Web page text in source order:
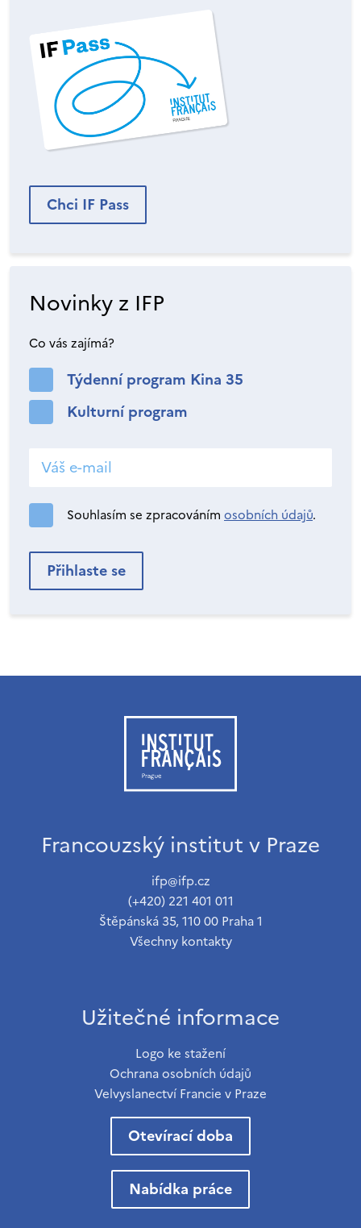
Chci IF Pass
Novinky z IFP
Co vás zajímá?
Týdenní program Kina 35
Kulturní program
Souhlasím se zpracováním osobních údajů.
Francouzský institut v Praze
ifp@ifp.cz
(+420) 221 401 011
Štěpánská 35, 110 00 Praha 1
Všechny kontakty
Užitečné informace
Logo ke stažení
Ochrana osobních údajů
Velvyslanectví Francie v Praze
Otevírací doba
Nabídka práce